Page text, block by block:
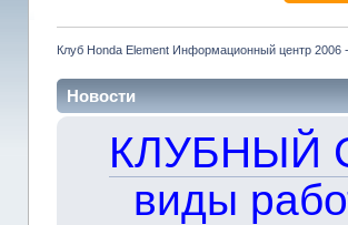
Клуб Honda Element Информационный центр 2006
Новости
КЛУБНЫЙ
виды